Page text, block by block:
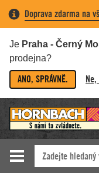
Doprava zdarma na
Je Praha - Černý
prodejna?
ANO, SPRÁVNĚ.